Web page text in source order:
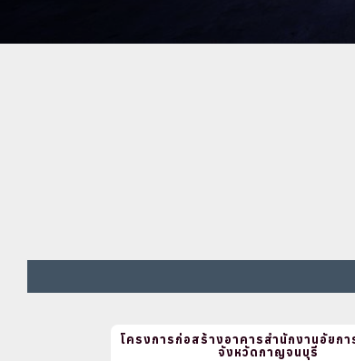
โครงการก่อสร้างอาคารสำนักงานอัยก
จังหวัดกาญจนบุรี